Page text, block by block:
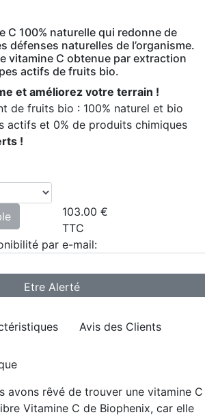
C 100% naturelle qui redonne de
défenses naturelles de l’organisme.
vitamine C obtenue par extraction
actifs de fruits bio.
et améliorez votre terrain !
de fruits bio : 100% naturel et bio
actifs et 0% de produits chimiques
!
103.00 €
TTC
par e-mail:
Avis des Clients
avons rêvé de trouver une vitamine C
Vitamine C de Biophenix, car elle